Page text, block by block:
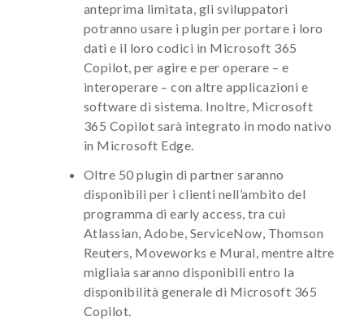
anteprima limitata, gli sviluppatori
potranno usare i plugin per portare i loro
dati e il loro codici in Microsoft 365
Copilot, per agire e per operare – e
interoperare – con altre applicazioni e
software di sistema. Inoltre, Microsoft
365 Copilot sarà integrato in modo nativo
in Microsoft Edge.
Oltre 50 plugin di partner saranno
disponibili per i clienti nell’ambito del
programma di early access, tra cui
Atlassian, Adobe, ServiceNow, Thomson
Reuters, Moveworks e Mural, mentre altre
migliaia saranno disponibili entro la
disponibilità generale di Microsoft 365
Copilot.